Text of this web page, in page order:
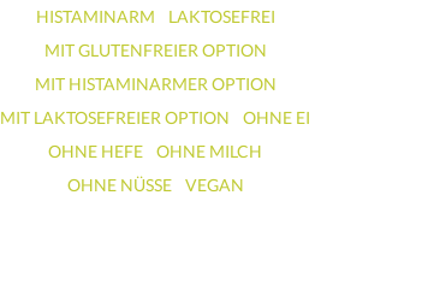
HISTAMINARM
LAKTOSEFREI
MIT GLUTENFREIER OPTION
MIT HISTAMINARMER OPTION
MIT LAKTOSEFREIER OPTION
OHNE EI
OHNE HEFE
OHNE MILCH
OHNE NÜSSE
VEGAN